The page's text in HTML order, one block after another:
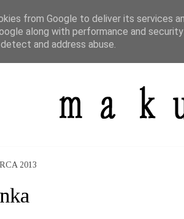
2013
from Google to deliver its services
along with performance and
and address abuse.